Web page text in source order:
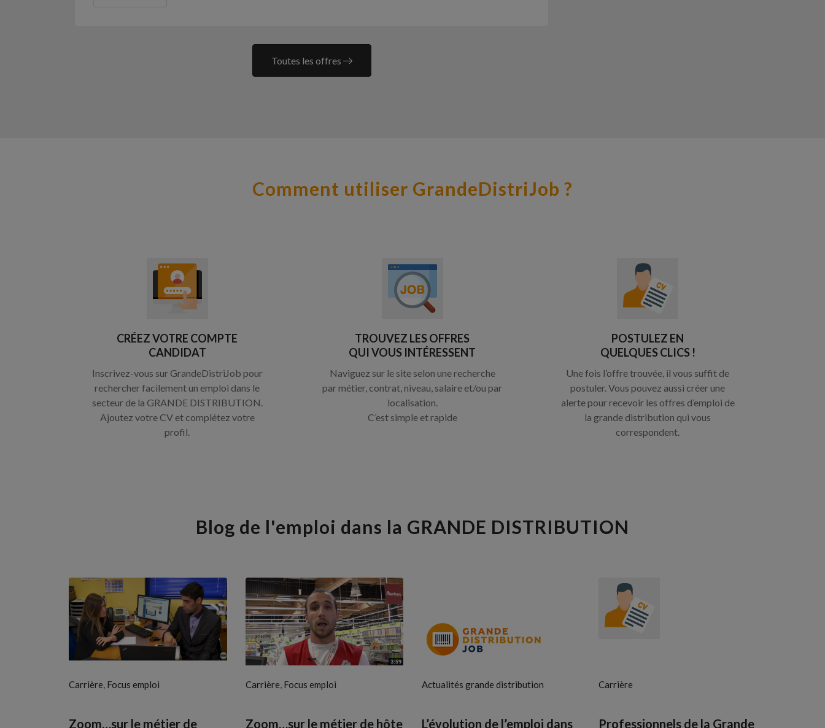
Toutes les offres
Comment utiliser GrandeDistriJob ?
CRÉEZ VOTRE COMPTE
CANDIDAT
Inscrivez-vous sur GrandeDistriJob pour
rechercher facilement un emploi dans le
secteur de la GRANDE DISTRIBUTION.
Ajoutez votre CV et complétez votre
profil.
TROUVEZ LES OFFRES
QUI VOUS INTÉRESSENT
Naviguez sur le site selon une recherche
par métier, contrat, niveau, salaire et/ou par
localisation.
C’est simple et rapide
POSTULEZ EN
QUELQUES CLICS !
Une fois l’offre trouvée, il vous suffit de
postuler. Vous pouvez aussi créer une
alerte pour recevoir les offres d’emploi de
la grande distribution qui vous
correspondent.
Blog de l'emploi dans la GRANDE DISTRIBUTION
Carrière, Focus emploi
Zoom…sur le métier de
Carrière, Focus emploi
Zoom…sur le métier de hôte
Actualités grande distribution
L’évolution de l’emploi dans
Carrière
Professionnels de la Grande